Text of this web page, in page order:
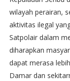
wilayah perairan,
aktivitas ilegal
Satpolair dalam
diharapkan
dapat merasa
Damar dan